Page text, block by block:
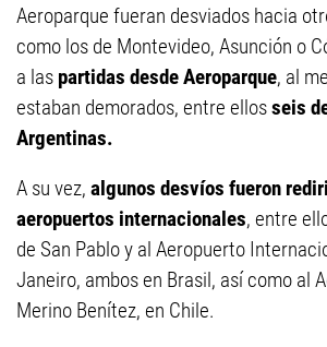
Aeroparque fueran desviados hacia
como los de Montevideo, Asunción o
a las partidas desde Aeroparque, al
estaban demorados, entre ellosseis
Argentinas.
A su vez, algunos desvíos fueron
aeropuertos internacionales, entre
de San Pablo y al Aeropuerto
Janeiro, ambos en Brasil, así como al
Merino Benítez, en Chile.